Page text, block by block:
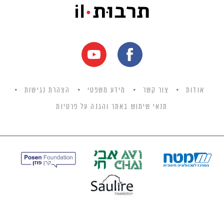
אודות צור קשר מידע משפטי הצהרת נגישות
תנאי שימוש באתר והגנה על פרטיות